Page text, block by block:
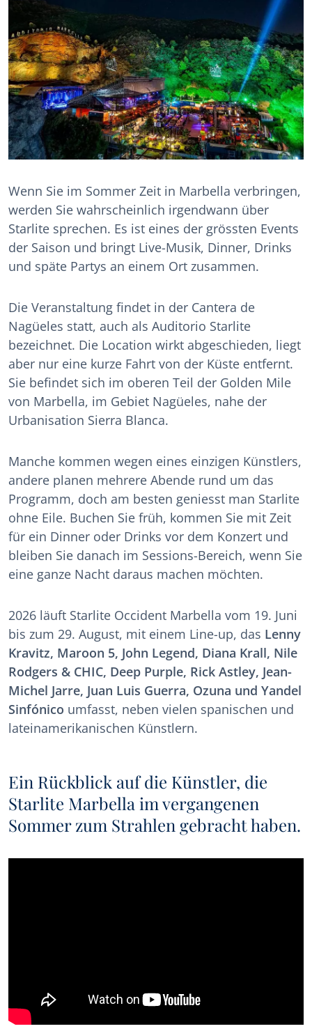
Wenn Sie im Sommer Zeit in Marbella verbringen,
werden Sie wahrscheinlich irgendwann über
Starlite sprechen. Es ist eines der grössten Events
der Saison und bringt Live-Musik, Dinner, Drinks
und späte Partys an einem Ort zusammen.
Die Veranstaltung findet in der Cantera de
Nagüeles statt, auch als Auditorio Starlite
bezeichnet. Die Location wirkt abgeschieden, liegt
aber nur eine kurze Fahrt von der Küste entfernt.
Sie befindet sich im oberen Teil der Golden Mile
von Marbella, im Gebiet Nagüeles, nahe der
Urbanisation Sierra Blanca.
Manche kommen wegen eines einzigen Künstlers,
andere planen mehrere Abende rund um das
Programm, doch am besten geniesst man Starlite
ohne Eile. Buchen Sie früh, kommen Sie mit Zeit
für ein Dinner oder Drinks vor dem Konzert und
bleiben Sie danach im Sessions-Bereich, wenn Sie
eine ganze Nacht daraus machen möchten.
2026 läuft Starlite Occident Marbella vom 19. Juni
bis zum 29. August, mit einem Line-up, das Lenny
Kravitz, Maroon 5, John Legend, Diana Krall, Nile
Rodgers & CHIC, Deep Purple, Rick Astley, Jean-
Michel Jarre, Juan Luis Guerra, Ozuna und Yandel
Sinfónico umfasst, neben vielen spanischen und
lateinamerikanischen Künstlern.
Ein Rückblick auf die Künstler, die
Starlite Marbella im vergangenen
Sommer zum Strahlen gebracht haben.